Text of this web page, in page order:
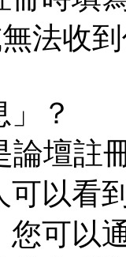
法收
？
壇註
可以看
您可以